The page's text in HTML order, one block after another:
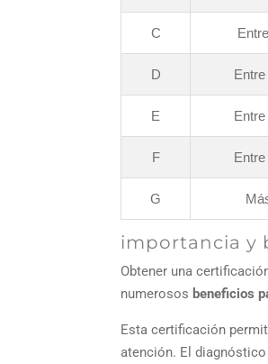
C
D
E
F
G
importancia y
Obtener una
numerosos beneficios
Esta certificación
atención. El